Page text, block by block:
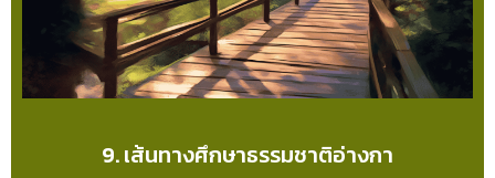
9. เส้นทางศึกษาธรรมชาติอ่างกา